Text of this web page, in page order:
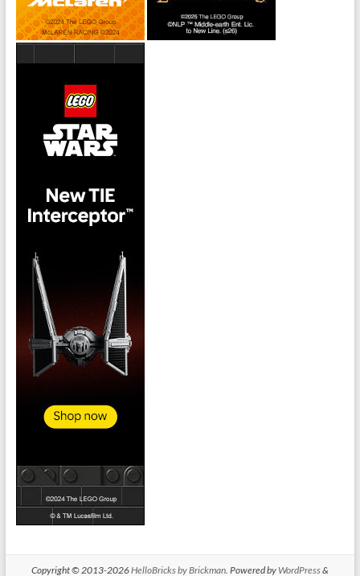
Copyright © 2013-2026HelloBricks by Brickman. Powered by WordPress&